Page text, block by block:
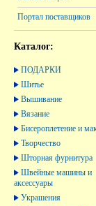
Портал поставщиков
Каталог:
ПОДАРКИ
Шитье
Вышивание
Вязание
Бисероплетение и
Творчество
Шторная фурнитура
Швейные машины и
аксессуары
Украшения